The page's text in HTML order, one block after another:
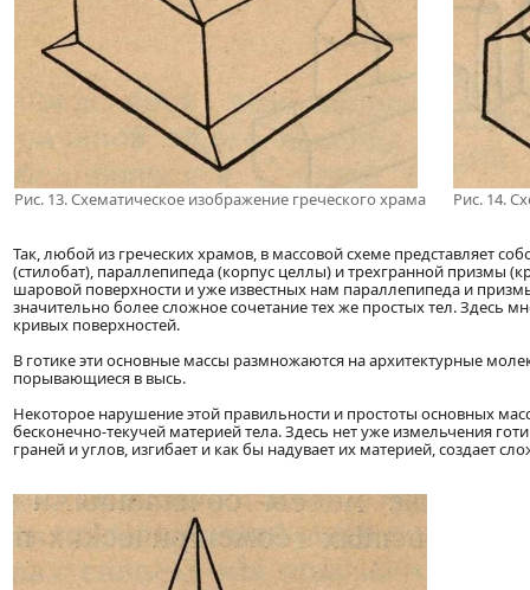
Рис. 13. Схематическое изображение греческого храма Рис. 14.
Так, любой из греческих храмов, в массовой схеме представляет
(стилобат), параллепипеда (корпус целлы) и трехгранной призмы
шаровой поверхности и уже известных нам параллепипеда и
значительно более сложное сочетание тех же простых тел.
кривых поверхностей.
В готике эти основные массы размножаются на архитектурные
порывающиеся в высь.
Некоторое нарушение этой правильности и простоты основных
бесконечно-текучей материей тела. Здесь нет уже измельчения
граней и углов, изгибает и как бы надувает их материей, создает